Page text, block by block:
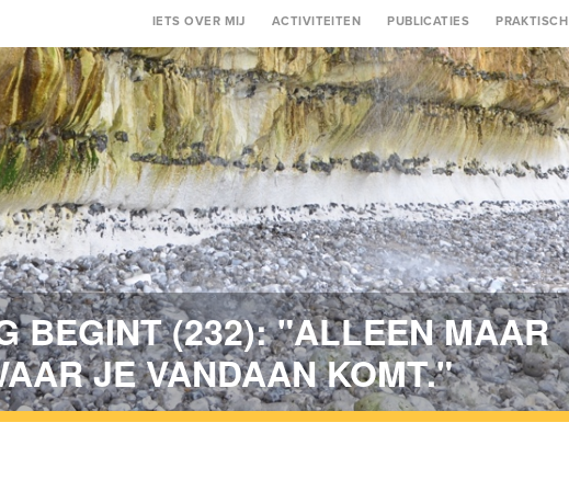
Main
navigation
IETS OVER MIJ ACTIVITEITEN PUBLICATIES PRAKTISCH
BEGINT (232): "ALLEEN MAAR
JE VANDAAN KOMT."